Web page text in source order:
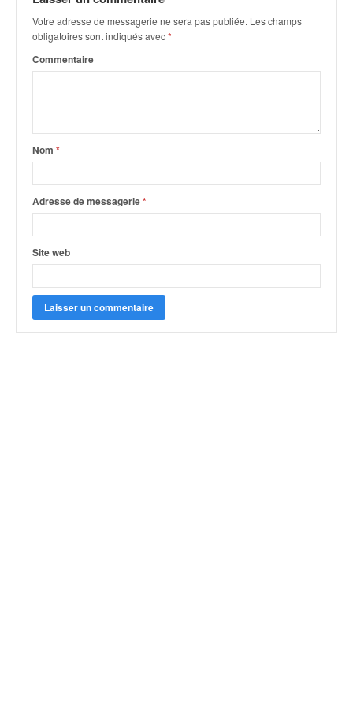
Votre adresse de messagerie ne sera pas publiée. Les champs
obligatoires sont indiqués avec*
Commentaire
Nom *
Adresse de messagerie*
Site web